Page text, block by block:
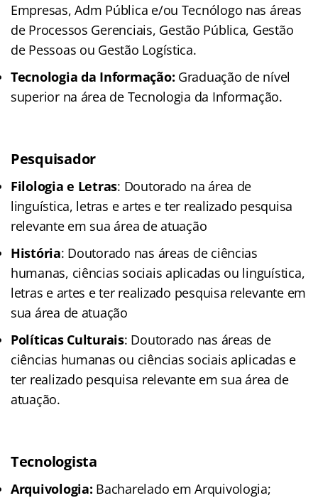
Empresas, Adm Pública e/ou Tecnólogo nas áreas
de Processos Gerenciais, Gestão Pública, Gestão
de Pessoas ou Gestão Logística.
Tecnologia da Informação: Graduação de nível
superior na área de Tecnologia da Informação.
Pesquisador
Filologia e Letras: Doutorado na área de
linguística, letras e artes e ter realizado pesquisa
relevante em sua área de atuação
História: Doutorado nas áreas de ciências
humanas, ciências sociais aplicadas ou linguística,
letras e artes e ter realizado pesquisa relevante em
sua área de atuação
Políticas Culturais: Doutorado nas áreas de
ciências humanas ou ciências sociais aplicadas e
ter realizado pesquisa relevante em sua área de
atuação.
Tecnologista
Arquivologia: Bacharelado em Arquivologia;